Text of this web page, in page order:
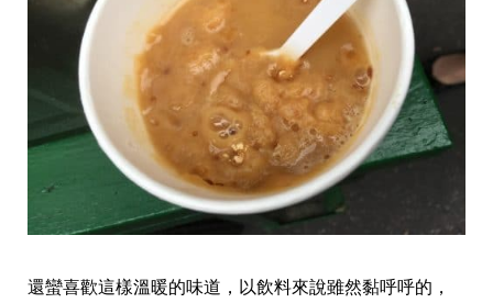
還蠻喜歡這樣溫暖的味道，以飲料來說雖然黏呼呼的，